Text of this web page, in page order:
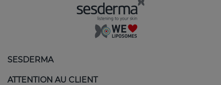
SESDERMA
ATTENTION AU CLIENT